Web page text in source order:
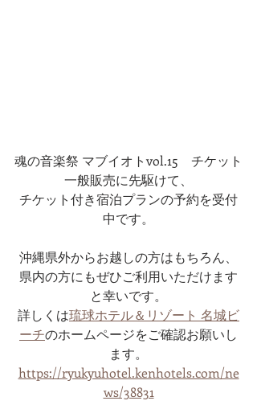
魂の音楽祭 マブイオトvol.15　チケット
一般販売に先駆けて、
チケット付き宿泊プランの予約を受付
中です。
沖縄県外からお越しの方はもちろん、
県内の方にもぜひご利用いただけます
と幸いです。
詳しくは琉球ホテル＆リゾート 名城ビ
ーチのホームページをご確認お願いし
ます。
https://ryukyuhotel.kenhotels.com/ne
ws/38831